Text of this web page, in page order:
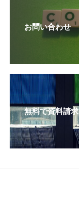
お問い合わせ
無料で資料請求